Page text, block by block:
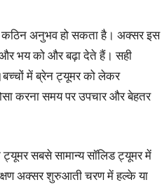
से कठिन अनुभव हो सकता है। अक्सर इस
और भय को और बढ़ा देते हैं। सही
में ब्रेन ट्यूमर को लेकर
करना समय पर उपचार और बेहतर
ट्यूमर सबसे सामान्य सॉलिड ट्यूमर में
अक्सर शुरुआती चरण में हल्के या